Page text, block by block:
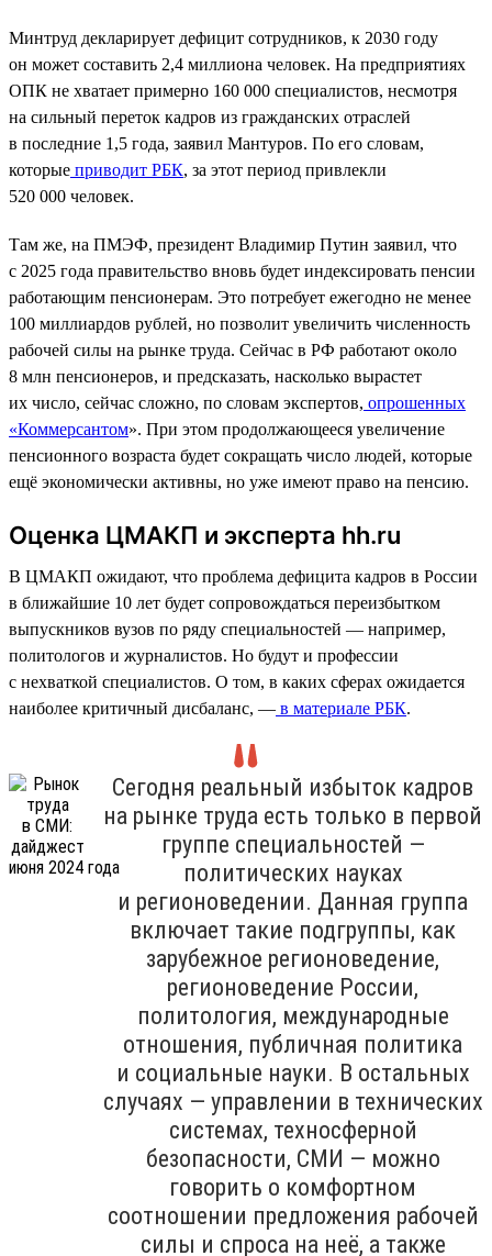
Минтруд декларирует дефицит сотрудников, к 2030 году
он может составить 2,4 миллиона человек. На предприятиях
ОПК не хватает примерно 160 000 специалистов, несмотря
на сильный переток кадров из гражданских отраслей
в последние 1,5 года, заявил Мантуров. По его словам,
которые приводит РБК, за этот период привлекли
520 000 человек.
Там же, на ПМЭФ, президент Владимир Путин заявил, что
с 2025 года правительство вновь будет индексировать пенсии
работающим пенсионерам. Это потребует ежегодно не менее
100 миллиардов рублей, но позволит увеличить численность
рабочей силы на рынке труда. Сейчас в РФ работают около
8 млн пенсионеров, и предсказать, насколько вырастет
их число, сейчас сложно, по словам экспертов, опрошенных
«Коммерсантом». При этом продолжающееся увеличение
пенсионного возраста будет сокращать число людей, которые
ещё экономически активны, но уже имеют право на пенсию.
Оценка ЦМАКП и эксперта hh.ru
В ЦМАКП ожидают, что проблема дефицита кадров в России
в ближайшие 10 лет будет сопровождаться переизбытком
выпускников вузов по ряду специальностей — например,
политологов и журналистов. Но будут и профессии
с нехваткой специалистов. О том, в каких сферах ожидается
наиболее критичный дисбаланс, — в материале РБК.
Сегодня реальный избыток кадров
на рынке труда есть только в первой
группе специальностей —
политических науках
и регионоведении. Данная группа
включает такие подгруппы, как
зарубежное регионоведение,
регионоведение России,
политология, международные
отношения, публичная политика
и социальные науки. В остальных
случаях — управлении в технических
системах, техносферной
безопасности, СМИ — можно
говорить о комфортном
соотношении предложения рабочей
силы и спроса на неё, а также